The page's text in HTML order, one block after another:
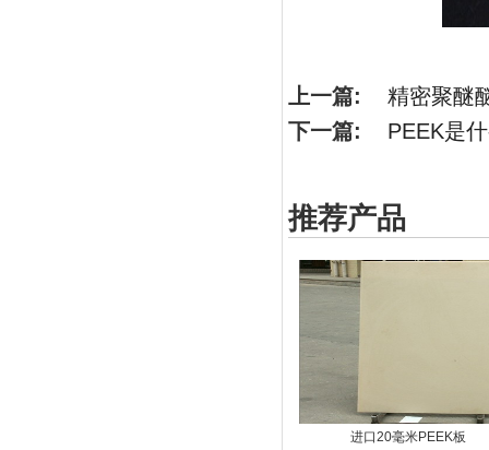
上一篇: 精密聚醚
下一篇: PEEK是
推荐产品
进口20毫米PEEK板